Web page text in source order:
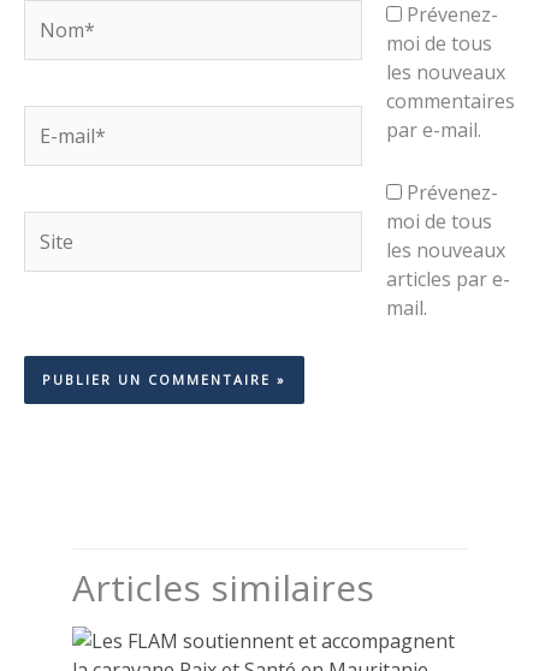
mail*
Prévenez-
moi de tous
les nouveaux
commentaires
par e-mail.
Prévenez-
moi de tous
les nouveaux
articles par e-
mail.
Articles similaires